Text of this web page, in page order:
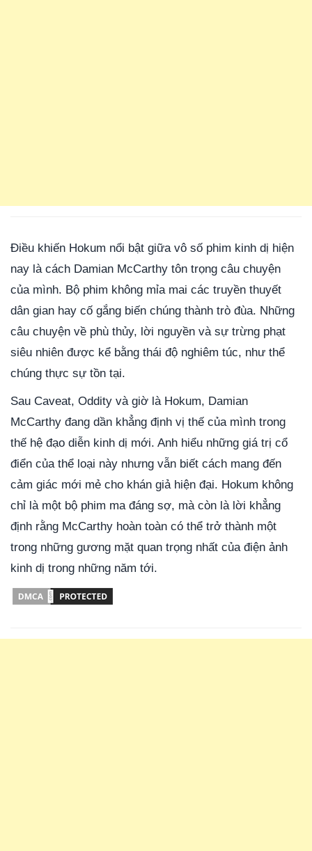
Điều khiến Hokum nổi bật giữa vô số phim kinh dị hiện
nay là cách Damian McCarthy tôn trọng câu chuyện
của mình. Bộ phim không mỉa mai các truyền thuyết
dân gian hay cố gắng biến chúng thành trò đùa. Những
câu chuyện về phù thủy, lời nguyền và sự trừng phạt
siêu nhiên được kể bằng thái độ nghiêm túc, như thể
chúng thực sự tồn tại.
Sau Caveat, Oddity và giờ là Hokum, Damian
McCarthy đang dần khẳng định vị thế của mình trong
thế hệ đạo diễn kinh dị mới. Anh hiểu những giá trị cổ
điển của thể loại này nhưng vẫn biết cách mang đến
cảm giác mới mẻ cho khán giả hiện đại. Hokum không
chỉ là một bộ phim ma đáng sợ, mà còn là lời khẳng
định rằng McCarthy hoàn toàn có thể trở thành một
trong những gương mặt quan trọng nhất của điện ảnh
kinh dị trong những năm tới.